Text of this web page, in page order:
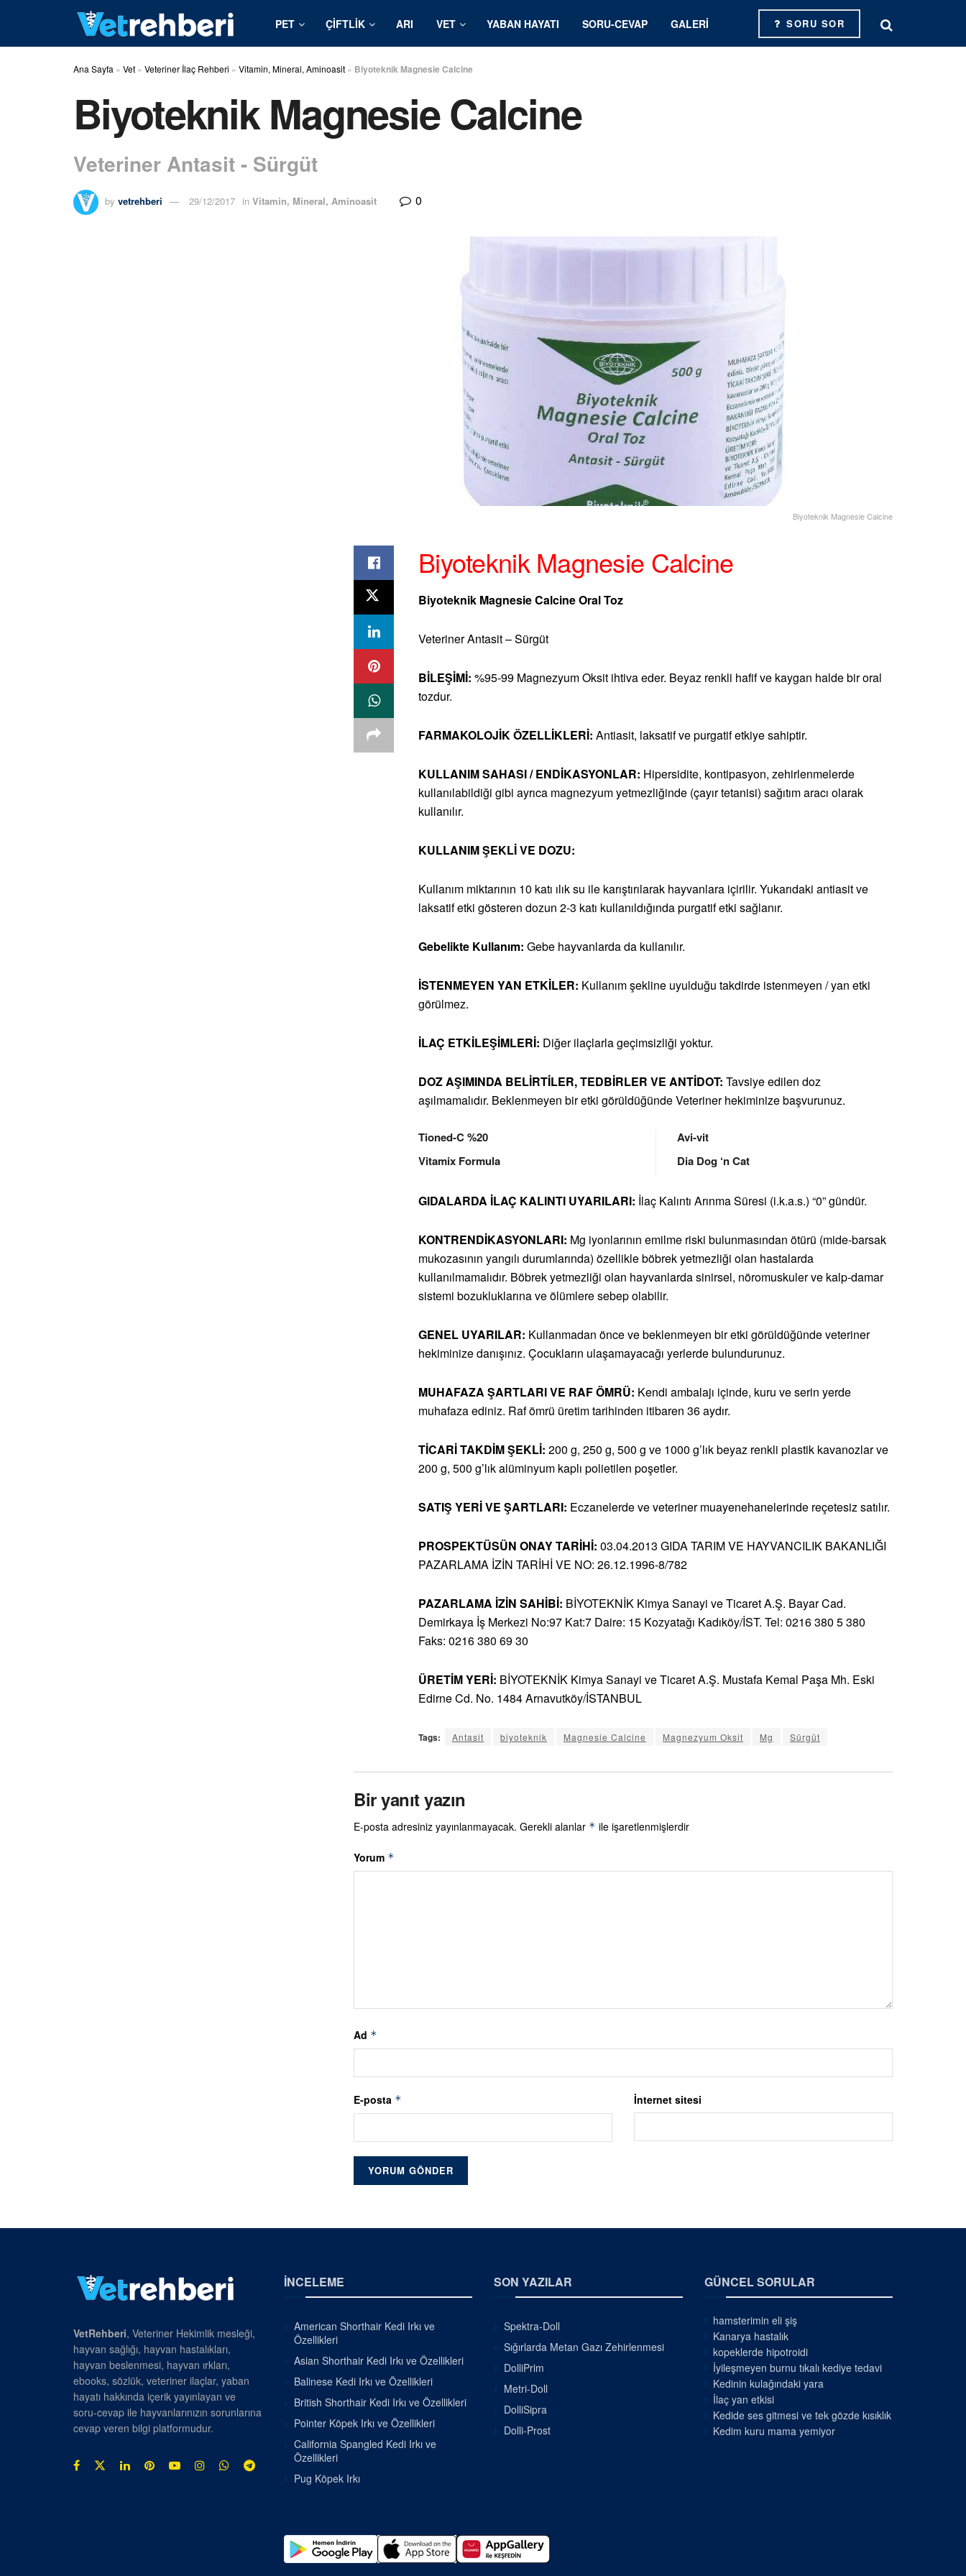
PET ÇIFTLIK ARI VET YABAN HAYATI SORU-CEVAP GALERI SORU SOR
Ana Sayfa » Vet » Veteriner İlaç Rehberi » Vitamin, Mineral, Aminoasit » Biyoteknik Magnesie Calcine
Biyoteknik Magnesie Calcine
Veteriner Antasit - Sürgüt
by vetrehberi 29/12/2017 in Vitamin, Mineral, Aminoasit 0
Biyoteknik Magnesie Calcine
Biyoteknik Magnesie Calcine
Biyoteknik Magnesie Calcine Oral Toz
Veteriner Antasit – Sürgüt
BİLEŞİMİ: %95-99 Magnezyum Oksit ihtiva eder. Beyaz renkli hafif ve kaygan halde bir oral
tozdur.
FARMAKOLOJİK ÖZELLİKLERİ: Antiasit, laksatif ve purgatif etkiye sahiptir.
KULLANIM SAHASI / ENDİKASYONLAR: Hipersidite, kontipasyon, zehirlenmelerde
kullanılabildiği gibi ayrıca magnezyum yetmezliğinde (çayır tetanisi) sağıtım aracı olarak
kullanılır.
KULLANIM ŞEKLİ VE DOZU:
Kullanım miktarının 10 katı ılık su ile karıştırılarak hayvanlara içirilir. Yukarıdaki antiasit ve
laksatif etki gösteren dozun 2-3 katı kullanıldığında purgatif etki sağlanır.
Gebelikte Kullanım: Gebe hayvanlarda da kullanılır.
İSTENMEYEN YAN ETKİLER: Kullanım şekline uyulduğu takdirde istenmeyen / yan etki
görülmez.
İLAÇ ETKİLEŞİMLERİ: Diğer ilaçlarla geçimsizliği yoktur.
DOZ AŞIMINDA BELİRTİLER, TEDBİRLER VE ANTİDOT: Tavsiye edilen doz
aşılmamalıdır. Beklenmeyen bir etki görüldüğünde Veteriner hekiminize başvurunuz.
Tioned-C %20
Vitamix Formula
Avi-vit
Dia Dog ‘n Cat
GIDALARDA İLAÇ KALINTI UYARILARI: İlaç Kalıntı Arınma Süresi (i.k.a.s.) “0” gündür.
KONTRENDİKASYONLARI: Mg iyonlarının emilme riski bulunmasından ötürü (mide-barsak
mukozasının yangılı durumlarında) özellikle böbrek yetmezliği olan hastalarda
kullanılmamalıdır. Böbrek yetmezliği olan hayvanlarda sinirsel, nöromuskuler ve kalp-damar
sistemi bozukluklarına ve ölümlere sebep olabilir.
GENEL UYARILAR: Kullanmadan önce ve beklenmeyen bir etki görüldüğünde veteriner
hekiminize danışınız. Çocukların ulaşamayacağı yerlerde bulundurunuz.
MUHAFAZA ŞARTLARI VE RAFÖMRÜ: Kendi ambalajı içinde, kuru ve serin yerde
muhafaza ediniz. Raf ömrü üretim tarihinden itibaren 36 aydır.
TİCARİ TAKDİM ŞEKLİ: 200 g, 250 g, 500 g ve 1000 g’lık beyaz renkli plastik kavanozlar ve
200 g, 500 g’lık alüminyum kaplı polietilen poşetler.
SATIŞ YERİ VE ŞARTLARI: Eczanelerde ve veteriner muayenehanelerinde reçetesiz satılır.
PROSPEKTÜSÜN ONAY TARİHİ: 03.04.2013 GIDA TARIM VE HAYVANCILIK BAKANLIĞI
PAZARLAMA İZİN TARİHİ VE NO: 26.12.1996-8/782
PAZARLAMA İZİN SAHİBİ: BİYOTEKNİK Kimya Sanayi ve Ticaret A.Ş. Bayar Cad.
Demirkaya İş Merkezi No:97 Kat:7 Daire: 15 Kozyatağı Kadıköy/İST. Tel: 0216 380 5 380
Faks: 0216 380 69 30
ÜRETİM YERİ: BİYOTEKNİK Kimya Sanayi ve Ticaret A.Ş. Mustafa Kemal Paşa Mh. Eski
Edirne Cd. No. 1484 Arnavutköy/İSTANBUL
Tags: Antasit biyoteknik Magnesie Calcine Magnezyum Oksit Mg Sürgüt
Bir yanıt yazın
E-posta adresiniz yayınlanmayacak. Gerekli alanlar * ile işaretlenmişlerdir
Yorum *
Ad *
E-posta * İnternet sitesi
VetRehberi, Veteriner Hekimlik mesleği,
hayvan sağlığı, hayvan hastalıkları,
hayvan beslenmesi, hayvan ırkları,
ebooks, sözlük, veteriner ilaçlar, yaban
hayatı hakkında içerik yayınlayan ve
soru-cevap ile hayvanlarınızın sorunlarına
cevap veren bilgi platformudur.
İNCELEME
American Shorthair Kedi Irkı ve
Özellikleri
Asian Shorthair Kedi Irkı ve Özellikleri
Balinese Kedi Irkı ve Özellikleri
British Shorthair Kedi Irkı ve Özellikleri
Pointer Köpek Irkı ve Özellikleri
California Spangled Kedi Irkı ve
Özellikleri
Pug Köpek Irkı
SON YAZILAR
Spektra-Doll
Sığırlarda Metan Gazı Zehirlenmesi
DolliPrim
Metri-Doll
DolliSipra
Dolli-Prost
GÜNCEL SORULAR
hamsterimin eli şiş
Kanarya hastalık
kopeklerde hipotroidi
İyileşmeyen burnu tıkalı kediye tedavi
Kedinin kulağındaki yara
İlaç yan etkisi
Kedide ses gitmesi ve tek gözde kısıklık
Kedim kuru mama yemiyor